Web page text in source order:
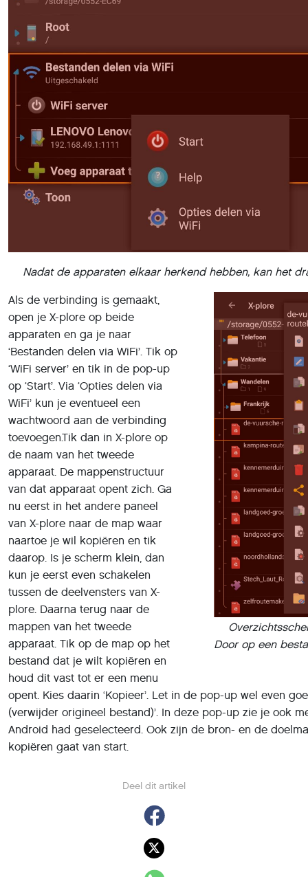
Deel dit artikel
Nadat de apparaten elkaar herkend hebben, kan het
Door op een
Als de verbinding is gemaakt,
open je X-plore op beide
apparaten en ga je naar
‘Bestanden delen via WiFi’. Tik op
‘WiFi server’ en tik in de pop-up
op ‘Start’. Via ‘Opties delen via
WiFi’ kun je eventueel een
wachtwoord aan de verbinding
toevoegen.Tik dan in X-plore op
de naam van het tweede
apparaat. De mappenstructuur
van dat apparaat opent zich. Ga
nu eerst in het andere paneel
van X-plore naar de map waar
naartoe je wil kopiëren en tik
daarop. Is je scherm klein, dan
kun je eerst even schakelen
tussen de deelvensters van X-
plore. Daarna terug naar de
mappen van het tweede
apparaat. Tik op de map op het
bestand dat je wilt kopiëren en
houd dit vast tot er een menu
opent. Kies daarin ‘Kopieer’. Let in de pop-up wel even
(verwijder origineel bestand)’. In deze pop-up zie je ook
Android had geselecteerd. Ook zijn de bron- en de
kopiëren gaat van start.